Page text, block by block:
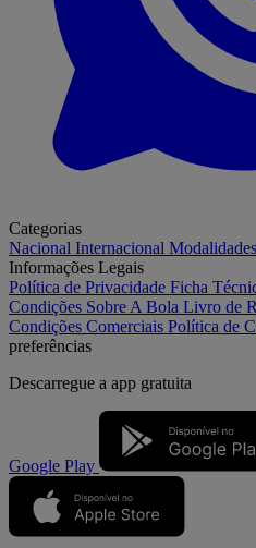
Categorias
Nacional Internacional Modalidades
Informações Legais
Política de Privacidade Ficha
Condições Sobre A Bola Livro de
Condições Comerciais Política de
preferências
Descarregue a app gratuita
Google Play